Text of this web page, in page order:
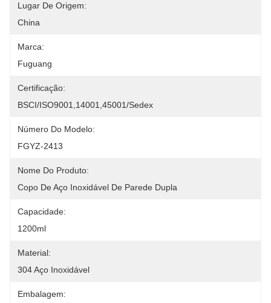
Lugar De Origem:
China
Marca:
Fuguang
Certificação:
BSCI/ISO9001,14001,45001/Sedex
Número Do Modelo:
FGYZ-2413
Nome Do Produto:
Copo De Aço Inoxidável De Parede Dupla
Capacidade:
1200ml
Material:
304 Aço Inoxidável
Embalagem: